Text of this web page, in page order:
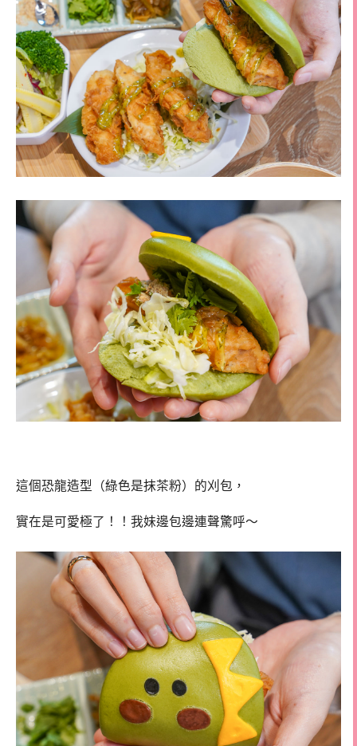
這個恐龍造型（綠色是抹茶粉）的刈包，
實在是可愛極了！！我妹邊包邊連聲驚呼～